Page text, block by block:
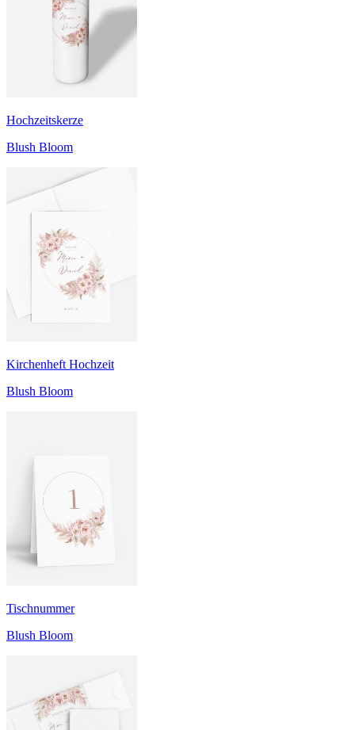
Hochzeitskerze
Blush Bloom
Kirchenheft Hochzeit
Blush Bloom
Tischnummer
Blush Bloom